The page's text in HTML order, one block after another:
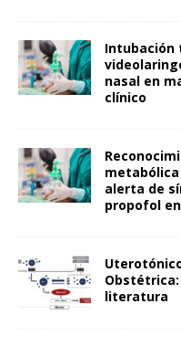
Intubación
nasal en
clínico
alerta de
propofol
literatura